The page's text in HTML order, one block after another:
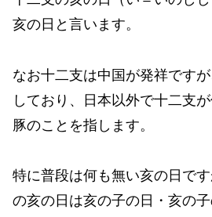
亥の日と言います。
なお十二支は中国が発祥です
しており、日本以外で十二支
豚のことを指します。
特に普段は何も無い亥の日で
の亥の日は亥の子の日・亥の